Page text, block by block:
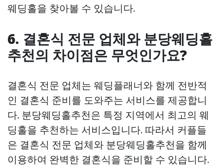
웨딩홀을 찾아볼 수 있습니다.
6. 결혼식 전문 업체와 분당웨딩홀
추천의 차이점은 무엇인가요?
결혼식 전문 업체는 웨딩플래너와 함께 전반적
인 결혼식 준비를 도와주는 서비스를 제공합니
다. 분당웨딩홀추천은 특정 지역에서 최고의 웨
딩홀을 추천하는 서비스입니다. 따라서 커플들
은 결혼식 전문 업체와 분당웨딩홀추천을 함께
이용하여 완벽한 결혼식을 준비할 수 있습니다.